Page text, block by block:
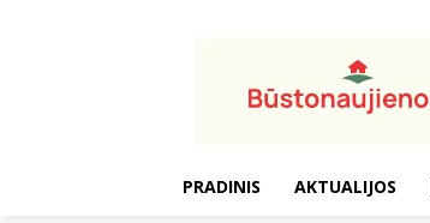
PRADINIS AKTUALIJOS